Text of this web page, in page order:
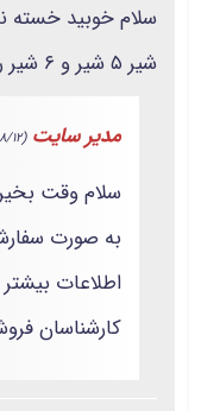
شیر ۵ شیر و ۶ شیر را میخواستم داشته باشم
مدیر سایت (1403/08/12)
سلام وقت
به صورت
اطلاعات
کارشناسان